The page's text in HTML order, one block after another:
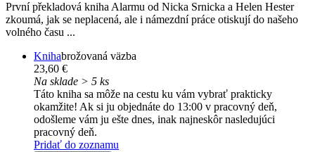
První překladová kniha Alarmu od Nicka Srnicka a Helen Hester
zkoumá, jak se neplacená, ale i námezdní práce otiskují do našeho
volného času ...
Knihabrožovaná väzba
23,60 €
Na sklade > 5 ks
Táto kniha sa môže na cestu ku vám vybrať prakticky
okamžite! Ak si ju objednáte do 13:00 v pracovný deň,
odošleme vám ju ešte dnes, inak najneskôr nasledujúci
pracovný deň.
Pridať do zoznamu